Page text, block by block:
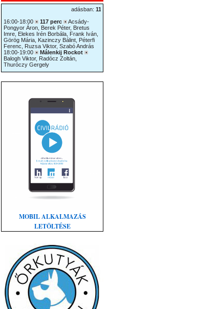
MOBIL ALKALMAZÁS
LETÖLTÉSE